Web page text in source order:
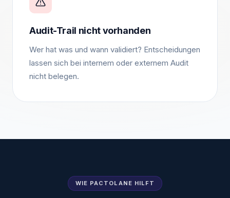
Audit-Trail nicht vorhanden
Wer hat was und wann validiert? Entscheidungen
lassen sich bei internem oder externem Audit
nicht belegen.
WIE PACTOLANE HILFT